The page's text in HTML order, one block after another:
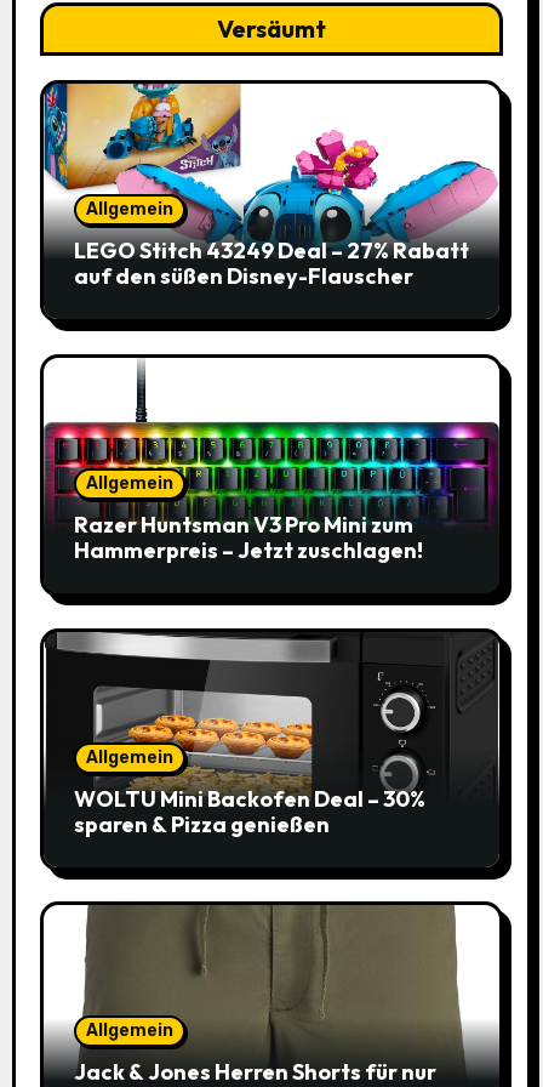
Versäumt
Allgemein
LEGO Stitch 43249 Deal – 27% Rabatt
auf den süßen Disney-Flauscher
Allgemein
Razer Huntsman V3 Pro Mini zum
Hammerpreis – Jetzt zuschlagen!
Allgemein
WOLTU Mini Backofen Deal – 30%
sparen & Pizza genießen
Allgemein
Jack & Jones Herren Shorts für nur